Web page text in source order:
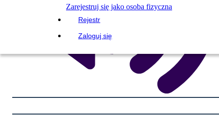
Zarejestruj się jako osoba fizyczna
Rejestr
Zaloguj się